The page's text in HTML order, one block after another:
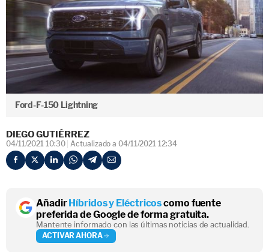
Ford-F-150 Lightning
DIEGO GUTIÉRREZ
04/11/2021 10:30 Actualizado a 04/11/2021 12:34
AñadirHíbridos y Eléctricoscomo fuente
preferida de Google de forma gratuita.
Mantente informado con las últimas noticias de actualidad.
ACTIVAR AHORA